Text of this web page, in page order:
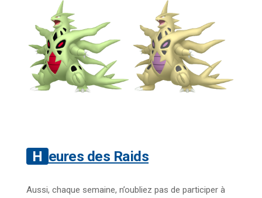
Heures des Raids
Aussi, chaque semaine, n’oubliez pas de participer à